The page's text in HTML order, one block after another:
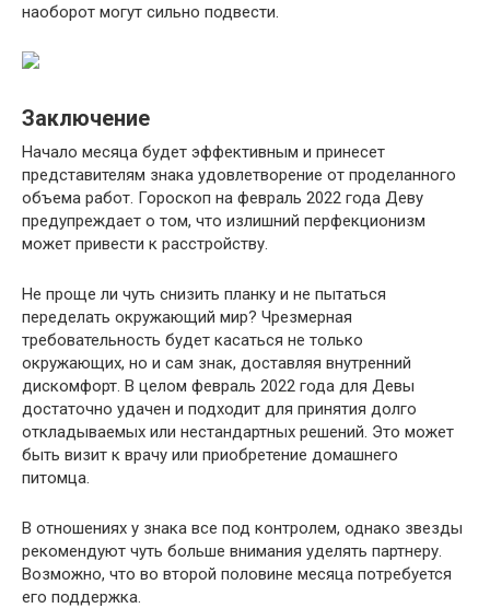
наоборот могут сильно подвести.
Заключение
Начало месяца будет эффективным и принесет
представителям знака удовлетворение от проделанного
объема работ. Гороскоп на февраль 2022 года Деву
предупреждает о том, что излишний перфекционизм
может привести к расстройству.
Не проще ли чуть снизить планку и не пытаться
переделать окружающий мир? Чрезмерная
требовательность будет касаться не только
окружающих, но и сам знак, доставляя внутренний
дискомфорт. В целом февраль 2022 года для Девы
достаточно удачен и подходит для принятия долго
откладываемых или нестандартных решений. Это может
быть визит к врачу или приобретение домашнего
питомца.
В отношениях у знака все под контролем, однако звезды
рекомендуют чуть больше внимания уделять партнеру.
Возможно, что во второй половине месяца потребуется
его поддержка.